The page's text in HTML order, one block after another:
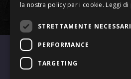
© Multiradio s.r.l. P.Iva
la nostra policy per i cookie. Leggi di
STRETTAMENTE NECESSARI
PERFORMANCE
TARGETING